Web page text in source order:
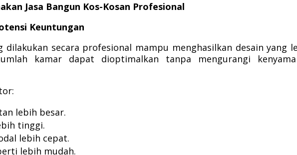
Jasa Bangun Kos-Kosan Profesional
Keuntungan
dilakukan secara profesional mampu menghasilkan desain yang
kamar dapat dioptimalkan tanpa mengurangi
lebih besar.
tinggi.
lebih cepat.
lebih mudah.